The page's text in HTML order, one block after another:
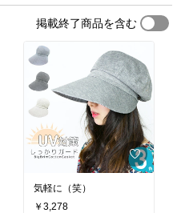
掲載終了商品を含む
気軽に（笑）
￥3,278